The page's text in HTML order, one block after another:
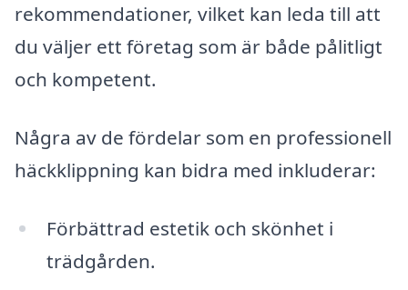
rekommendationer, vilket kan leda till att
du väljer ett företag som är både pålitligt
och kompetent.
Några av de fördelar som en professionell
häckklippning kan bidra med inkluderar:
Förbättrad estetik och skönhet i
trädgården.